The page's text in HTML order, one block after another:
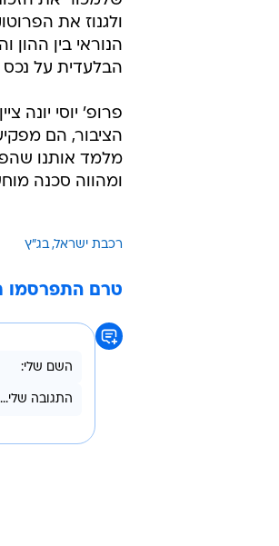
"רכבת ישראל
יו"ר
המיוחדות
המידע, לחשיפת
דפני ליף אמרה
שלמכור את
הנוראי בין
הציבור, הם
מלמד אותנו
ומהווה סכנה
רכבת ישראל